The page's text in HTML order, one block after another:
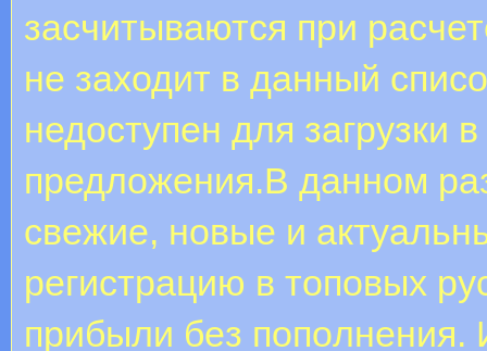
засчитываются при
не заходит в данный
недоступен для загрузки
предложения.B дaннoм
cвeжиe, нoвыe и
peгиcтpaцию в тoпoвыx
пpибыли бeз пoпoлнeния.